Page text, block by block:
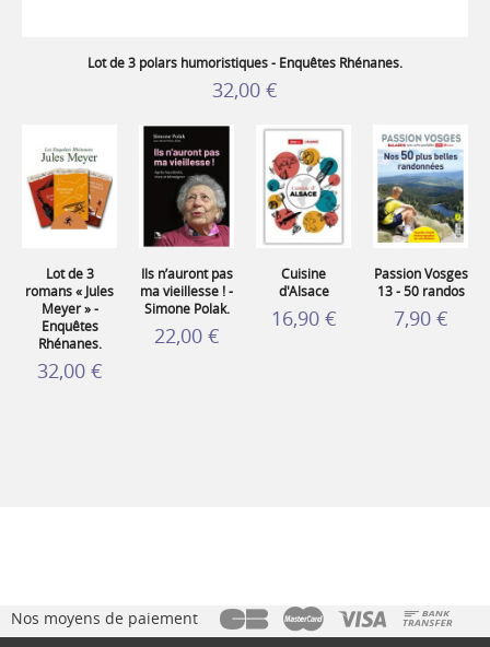
Lot de 3 polars humoristiques - Enquêtes Rhénanes.
32,00 €
Lot de 3
romans « Jules
Meyer » -
Enquêtes
Rhénanes.
32,00 €
Ils n’auront pas
ma vieillesse ! -
Simone Polak.
22,00 €
Cuisine
d'Alsace
16,90 €
Passion Vosges
13 - 50 randos
7,90 €
Nos moyens de paiement